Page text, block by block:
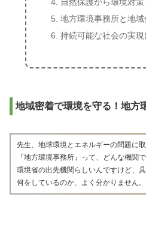
地方環境事務所と地
持続可能な社会の実現
地域密着で環境を守る！地方
先生、地球環境とエネルギーの問題に
『地方環境事務所』って、どんな機関
環境省の出先機関らしいんですけど、
何をしているのか、よく分かりません。